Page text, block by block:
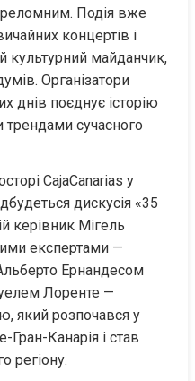
Подія вже
концертів і
культурний майданчик,
Організатори
днів поєднує історію
сучасного
CajaCanarias у
дискусія «35
керівник Мігель
експертами —
Ернандесом
Лоренте —
який розпочався у
Канарія і став
регіону.